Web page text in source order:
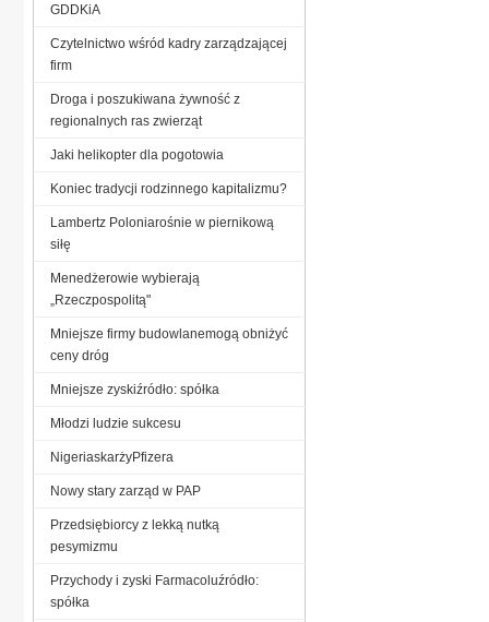
GDDKiA
Czytelnictwo wśród kadry zarządzającej
firm
Droga i poszukiwana żywność z
regionalnych ras zwierząt
Jaki helikopter dla pogotowia
Koniec tradycji rodzinnego kapitalizmu?
Lambertz Poloniarośnie w piernikową
siłę
Menedżerowie wybierają
„Rzeczpospolitą"
Mniejsze firmy budowlanemogą obniżyć
ceny dróg
Mniejsze zyskiźródło: spółka
Młodzi ludzie sukcesu
NigeriaskarżyPfizera
Nowy stary zarząd w PAP
Przedsiębiorcy z lekką nutką
pesymizmu
Przychody i zyski Farmacoluźródło:
spółka